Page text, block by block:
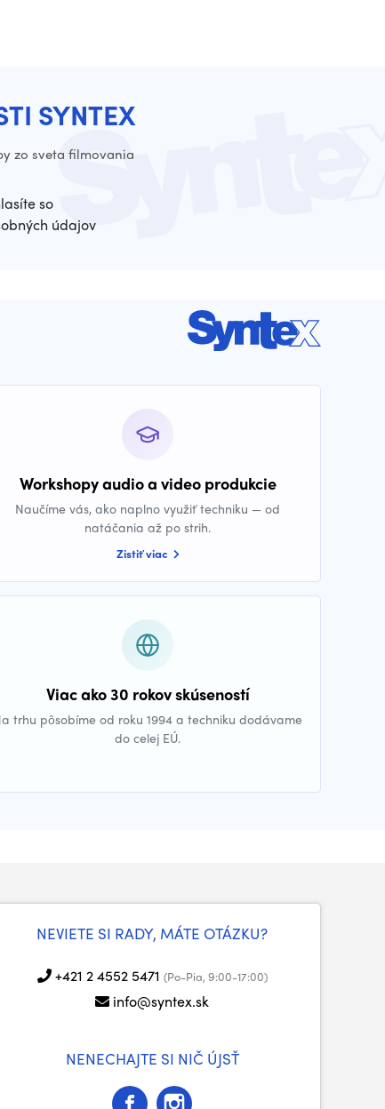
SYNTEX
zo sveta filmovania
so
údajov
Workshopy audio a video produkcie
Naučíme vás, ako naplno využiť techniku — od
natáčania až po strih.
Zistiť viac
Viac ako 30 rokov skúseností
trhu pôsobíme od roku 1994 a techniku dodávame
do celej EÚ.
NEVIETE SI RADY, MÁTE OTÁZKU?
+421 2 4552 5471 (Po-Pia, 9:00-17:00)
info@syntex.sk
NENECHAJTE SI NIČ ÚJSŤ